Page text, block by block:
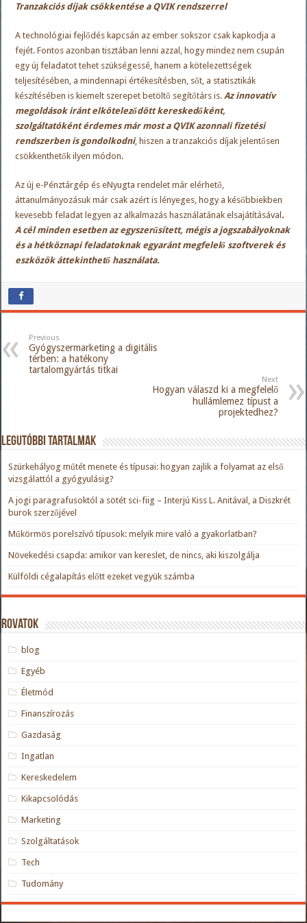
Tranzakciós díjak csökkentése a QVIK rendszerrel
A technológiai fejlődés kapcsán az ember sokszor csak kapkodja a
fejét. Fontos azonban tisztában lenni azzal, hogy mindez nem csupán
egy új feladatot tehet szükségessé, hanem a kötelezettségek
teljesítésében, a mindennapi értékesítésben, sőt, a statisztikák
készítésében is kiemelt szerepet betöltő segítőtárs is.Az innovatív
megoldások iránt elköteleződött kereskedőként,
szolgáltatóként érdemes már most a QVIK azonnali fizetési
rendszerben is gondolkodni, hiszen a tranzakciós díjak jelentősen
csökkenthetők ilyen módon.
Az új e-Pénztárgép és eNyugta rendelet már elérhető,
áttanulmányozásuk már csak azért is lényeges, hogy a későbbiekben
kevesebb feladat legyen az alkalmazás használatának elsajátításával .
A cél minden esetben az egyszerűsített, mégis a jogszabályoknak
és a hétköznapi feladatoknak egyaránt megfelelő szoftverek és
eszközök áttekinthető használata.
Previous
Gyógyszermarketing a digitális
térben: a hatékony
tartalomgyártás titkai
Next
Hogyan válaszd ki a megfelelő
hullámlemez típust a
projektedhez?
Legutóbbi tartalmak
Szürkehályog műtét menete és típusai: hogyan zajlik a folyamat az első
vizsgálattól a gyógyulásig?
A jogi paragrafusoktól a sötét sci-fiig – Interjú Kiss L. Anitával, a Diszkrét
burok szerzőjével
Műkörmös porelszívó típusok: melyik mire való a gyakorlatban?
Növekedési csapda: amikor van kereslet, de nincs, aki kiszolgálja
Külföldi cégalapítás előtt ezeket vegyük számba
Rovatok
blog
Egyéb
Életmód
Finanszírozás
Gazdaság
Ingatlan
Kereskedelem
Kikapcsolódás
Marketing
Szolgáltatások
Tech
Tudomány